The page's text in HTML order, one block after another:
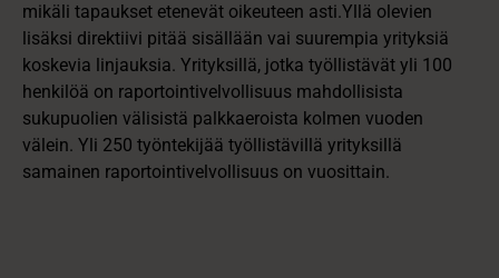
mikäli tapaukset etenevät oikeuteen asti.Yllä olevien
lisäksi direktiivi pitää sisällään vai suurempia yrityksiä
koskevia linjauksia. Yrityksillä, jotka työllistävät yli 100
henkilöä on raportointivelvollisuus mahdollisista
sukupuolien välisistä palkkaeroista kolmen vuoden
välein. Yli 250 työntekijää työllistävillä yrityksillä
samainen raportointivelvollisuus on vuosittain.